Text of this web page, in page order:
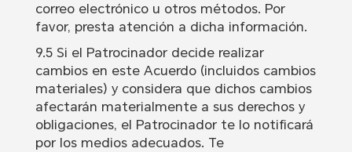
correo electrónico u otros métodos. Por
favor, presta atención a dicha información.
9.5 Si el Patrocinador decide realizar
cambios en este Acuerdo (incluidos cambios
materiales) y considera que dichos cambios
afectarán materialmente a sus derechos y
obligaciones, el Patrocinador te lo notificará
por los medios adecuados. Te